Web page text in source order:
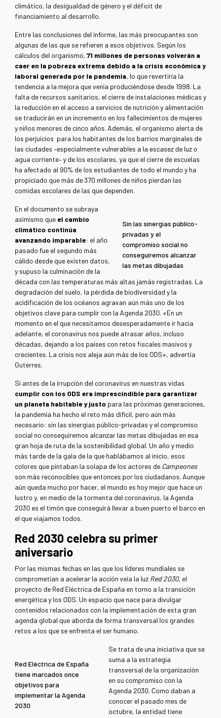
climático, la desigualdad de género y el déficit de
financiamiento al desarrollo.
Entre las conclusiones del informe, las más preocupantes son
algunas de las que se refieren a esos objetivos. Según los
cálculos del organismo, 71 millones de personas volverán a
caer en la pobreza extrema debido a la crisis económica y
laboral generada por la pandemia, lo que revertiría la
tendencia a la mejora que venía produciéndose desde 1998. La
falta de recursos sanitarios, el cierre de instalaciones médicas y
la reducción en el acceso a servicios de nutrición y alimentación
se traducirán en un incremento en los fallecimientos de mujeres
y niños menores de cinco años. Además, el organismo alerta de
los perjuicios para los habitantes de los barrios marginales de
las ciudades –especialmente vulnerables a la escasez de luz o
agua corriente– y de los escolares, ya que el cierre de escuelas
ha afectado al 90% de los estudiantes de todo el mundo y ha
propiciado que más de 370 millones de niños pierdan las
comidas escolares de las que dependen.
Sin las sinergias público-
privadas y el
compromiso social no
conseguiremos alcanzar
las metas dibujadas
En el documento se subraya
asimismo que el cambio
climático continúa
avanzando imparable: el año
pasado fue el segundo más
cálido desde que existen datos,
y supuso la culminación de la
década con las temperaturas más altas jamás registradas. La
degradación del suelo, la pérdida de biodiversidad y la
acidificación de los océanos agravan aún más uno de los
objetivos clave para cumplir con la Agenda 2030. «En un
momento en el que necesitamos desesperadamente ir hacia
adelante, el coronavirus nos puede atrasar años, incluso
décadas, dejando a los países con retos fiscales masivos y
crecientes. La crisis nos aleja aún más de los ODS», advertía
Guterres.
Si antes de la irrupción del coronavirus en nuestras vidas
cumplir con los ODS era imprescindible para garantizar
un planeta habitable y justo para las próximas generaciones,
la pandemia ha hecho el reto más difícil, pero aún más
necesario: sin las sinergias público-privadas y el compromiso
social no conseguiremos alcanzar las metas dibujadas en esa
gran hoja de ruta de la sostenibilidad global. Un año y medio
más tarde de la gala de la que hablábamos al inicio, esos
colores que pintaban la solapa de los actores de Campeones
son más reconocibles que entonces por los ciudadanos. Aunque
aún queda mucho por hacer, el mundo es hoy mejor que hace un
lustro y, en medio de la tormenta del coronavirus, la Agenda
2030 es el timón que conseguirá llevar a buen puerto el barco en
el que viajamos todos.
Red 2030 celebra su primer
aniversario
Por las mismas fechas en las que los líderes mundiales se
comprometían a acelerar la acción veía la luz Red 2030, el
proyecto de Red Eléctrica de España en torno a la transición
energética y los ODS. Un espacio que nace para divulgar
contenidos relacionados con la implementación de esta gran
agenda global que aborda de forma transversal los grandes
retos a los que se enfrenta el ser humano.
Red Eléctrica de España
tiene marcados once
objetivos para
implementar la Agenda
2030
Se trata de una iniciativa que se
suma a la estrategia
transversal de la organización
en su compromiso con la
Agenda 2030. Como daban a
conocer el pasado mes de
octubre, la entidad tiene